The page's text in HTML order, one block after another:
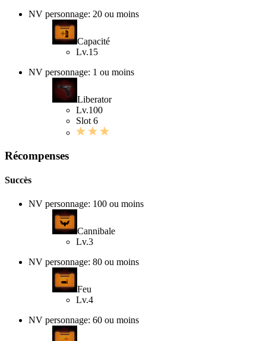
NV personnage: 20 ou moins
Capacité
Lv.15
NV personnage: 1 ou moins
Liberator
Lv.100
Slot 6
Récompenses
Succès
NV personnage: 100 ou moins
Cannibale
Lv.3
NV personnage: 80 ou moins
Feu
Lv.4
NV personnage: 60 ou moins